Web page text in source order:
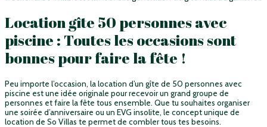
Location gîte 50 personnes avec
piscine : Toutes les occasions sont
bonnes pour faire la fête !
Peu importe l’occasion, la location d’un gîte de 50 personnes avec
piscine est une idée originale pour recevoir un grand groupe de
personnes et faire la fête tous ensemble. Que tu souhaites organiser
une soirée d’anniversaire ou un EVG insolite, le concept unique de
location de So Villas te permet de combler tous tes besoins.